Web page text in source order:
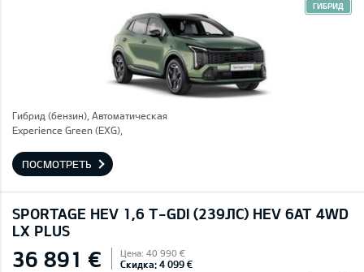
ГИБРИД
Гибрид (бензин), Автоматическая
Experience Green (EXG),
ПОСМОТРЕТЬ
SPORTAGE HEV 1,6 T-GDI (239ЛС) HEV 6AT 4WD
LX PLUS
36 891 € Цена: 40 990 €
Скидка: 4 099 €